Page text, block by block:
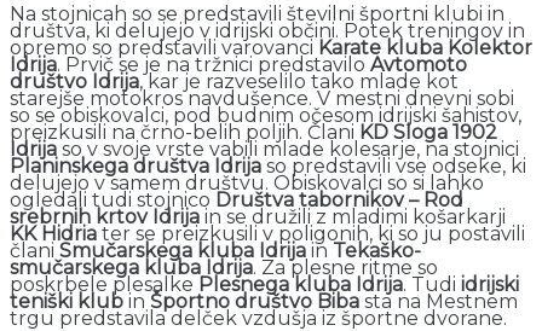
Na stojnicah so se predstavili številni športni klubi in
društva, ki delujejo v idrijski občini. Potek treningov in
opremo so predstavili varovanci Karate kluba Kolektor
Idrija. Prvič se je na tržnici predstavilo Avtomoto
društvo Idrija, kar je razveselilo tako mlade kot
starejše motokros navdušence. V mestni dnevni sobi
so se obiskovalci, pod budnim očesom idrijski šahistov,
preizkusili na črno-belih poljih. Člani KD Sloga 1902
Idrija so v svoje vrste vabili mlade kolesarje, na stojnici
Planinskega društva Idrija so predstavili vse odseke, ki
delujejo v samem društvu. Obiskovalci so si lahko
ogledali tudi stojnico Društva tabornikov – Rod
srebrnih krtov Idrija in se družili z mladimi košarkarji
KK Hidria ter se preizkusili v poligonih, ki so ju postavili
člani Smučarskega kluba Idrija in Tekaško-
smučarskega kluba Idrija. Za plesne ritme so
poskrbele plesalke Plesnega kluba Idrija. Tudi idrijski
teniški klub in Športno društvo Biba sta na Mestnem
trgu predstavila delček vzdušja iz športne dvorane.